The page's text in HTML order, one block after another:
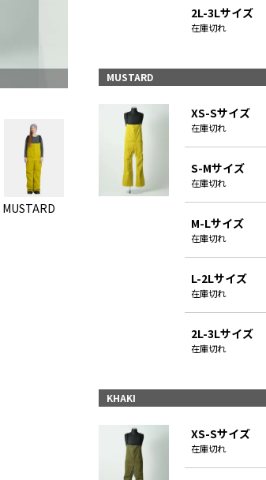
MUSTARD
2L-3Lサイズ
在庫切れ
MUSTARD
XS-Sサイズ
在庫切れ
S-Mサイズ
在庫切れ
M-Lサイズ
在庫切れ
L-2Lサイズ
在庫切れ
2L-3Lサイズ
在庫切れ
KHAKI
XS-Sサイズ
在庫切れ